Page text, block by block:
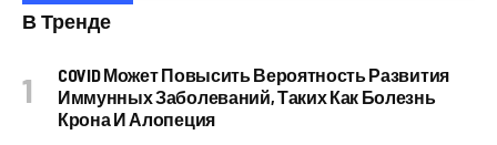
В Тренде
COVID Может Повысить Вероятность Развития
Иммунных Заболеваний, Таких Как Болезнь
Крона И Алопеция